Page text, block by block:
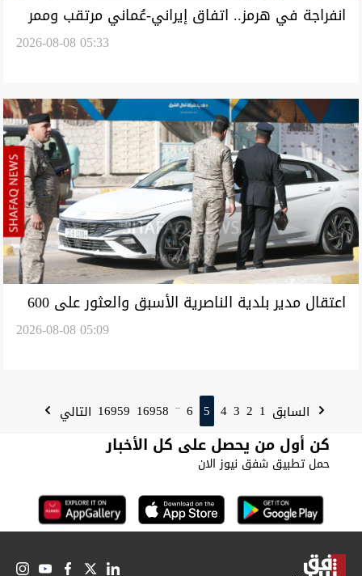
انفراجة في هرمز.. اتفاق إيراني-عُماني مرتقب وممر
2026-08-08 05:33
اعتقال مدير بلدية الناصرية الأسبق والعثور على 600
2026-08-08 05:09
السابق 1
2
3
4
5
6
...
16958
16959 التالي
كن أول من يحصل على كل الأخبار
حمل تطبيق شفق نيوز الان